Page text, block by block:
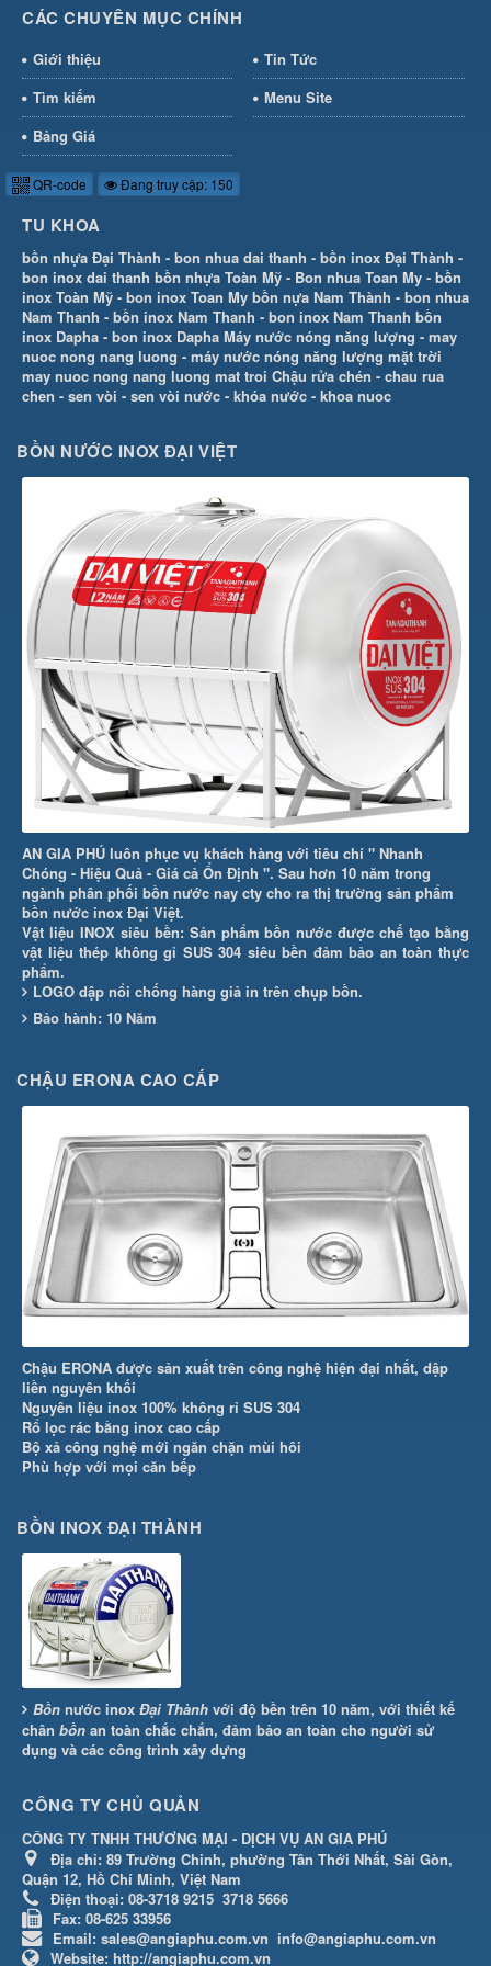
CÁC CHUYÊN MỤC CHÍNH
Giới thiệu
Tin Tức
Tìm kiếm
Menu Site
Bảng Giá
QR-code Đang truy cập: 150
TU KHOA
bồn nhựa Đại Thành - bon nhua dai thanh - bồn inox Đại Thành -
bon inox dai thanh bồn nhựa Toàn Mỹ - Bon nhua Toan My - bồn
inox Toàn Mỹ - bon inox Toan My bồn nựa Nam Thành - bon nhua
Nam Thanh - bồn inox Nam Thanh - bon inox Nam Thanh bồn
inox Dapha - bon inox Dapha Máy nước nóng năng lượng - may
nuoc nong nang luong - máy nước nóng năng lượng mặt trời
may nuoc nong nang luong mat troi Chậu rửa chén - chau rua
chen - sen vòi - sen vòi nước - khóa nước - khoa nuoc
BỒN NƯỚC INOX ĐẠI VIỆT
AN GIA PHÚ luôn phục vụ khách hàng với tiêu chí " Nhanh
Chóng - Hiệu Quả - Giá cả Ổn Định ". Sau hơn 10 năm trong
ngành phân phối bồn nước nay cty cho ra thị trường sản phẩm
bồn nước inox Đại Việt.
Vật liệu INOX siêu bền: Sản phẩm bồn nước được chế tạo bằng
vật liệu thép không gỉ SUS 304 siêu bền đảm bảo an toàn thực
phẩm.
LOGO dập nổi chống hàng giả in trên chụp bồn.
Bảo hành: 10 Năm
CHẬU ERONA CAO CẤP
Chậu ERONA được sản xuất trên công nghệ hiện đại nhất, dập
liền nguyên khối
Nguyên liệu inox 100% không rỉ SUS 304
Rổ lọc rác bằng inox cao cấp
Bộ xả công nghệ mới ngăn chặn mùi hôi
Phù hợp với mọi căn bếp
BỒN INOX ĐẠI THÀNH
Bồn nước inox Đại Thành với độ bền trên 10 năm, với thiết kế
chân bồn an toàn chắc chắn, đảm bảo an toàn cho người sử
dụng và các công trình xây dựng
CÔNG TY CHỦ QUẢN
CÔNG TY TNHH THƯƠNG MẠI - DỊCH VỤ AN GIA PHÚ
Địa chỉ: 89 Trường Chinh, phường Tân Thới Nhất, Sài Gòn,
Quận 12, Hồ Chí Minh, Việt Nam
Điện thoại: 08-3718 9215 3718 5666
Fax: 08-625 33956
Email: sales@angiaphu.com.vn info@angiaphu.com.vn
Website: http://angiaphu.com.vn